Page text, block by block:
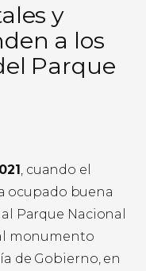
y
a los
Parque
, cuando el
ocupado buena
Parque Nacional
monumento
de Gobierno, en